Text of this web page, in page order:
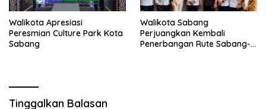
Walikota Apresiasi
Peresmian Culture Park Kota
Sabang
Walikota Sabang
Perjuangkan Kembali
Penerbangan Rute Sabang-
Tinggalkan Balasan